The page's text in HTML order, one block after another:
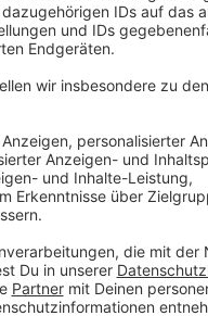
von einem Football Coach
aber auch die Art von
unter anderem aus
Jürgen Bangert
Das Interview mit